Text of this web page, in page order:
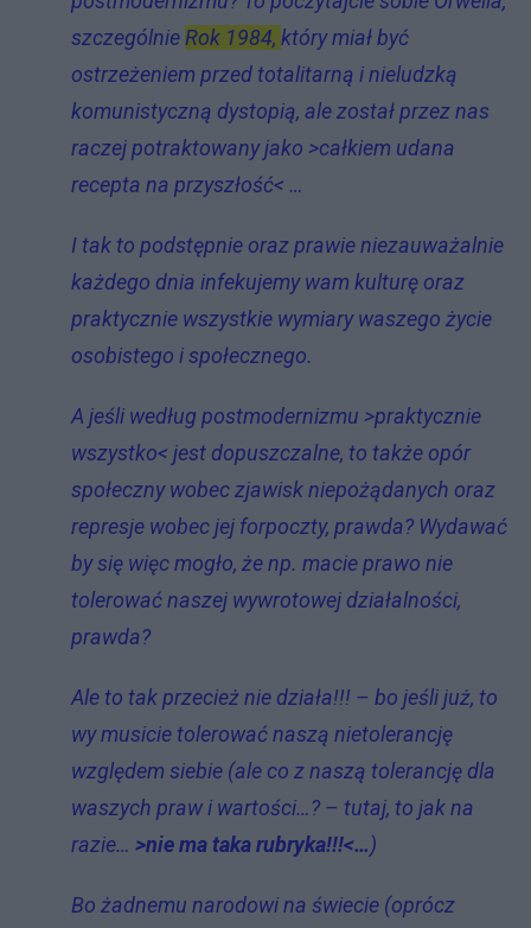
szczególnieRok 1984, który miał być
ostrzeżeniem przed totalitarną i nieludzką
komunistyczną dystopią, ale został przez nas
raczej potraktowany jako >całkiem udana
recepta na przyszłość< …
I tak to podstępnie oraz prawie niezauważalnie
każdego dnia infekujemy wam kulturę oraz
praktycznie wszystkie wymiary waszego życie
osobistego i społecznego.
A jeśli według postmodernizmu >praktycznie
wszystko< jest dopuszczalne, to także opór
społeczny wobec zjawisk niepożądanych oraz
represje wobec jej forpoczty, prawda? Wydawać
by się więc mogło, że np. macie prawo nie
tolerować naszej wywrotowej działalności,
prawda?
Ale to tak przecież nie działa!!! – bo jeśli już, to
wy musicie tolerować naszą nietolerancję
względem siebie (ale co z naszą tolerancję dla
waszych praw i wartości…? – tutaj, to jak na
razie… >nie ma taka rubryka!!!<…)
Bo żadnemu narodowi na świecie (oprócz